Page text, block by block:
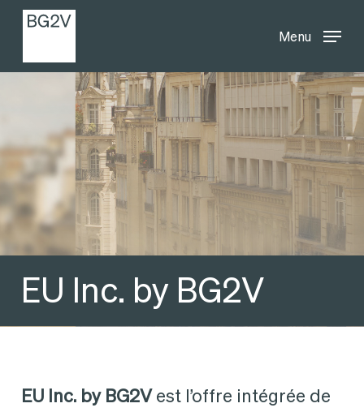
Skip
main
Menu
EU Inc. by BG2V
EU Inc. by BG2Vest l’offre intégrée de